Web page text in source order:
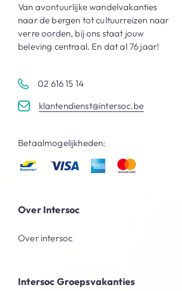
Van avontuurlijke wandelvakanties
naar de bergen tot cultuurreizen naar
verre oorden, bij ons staat jouw
beleving centraal. En dat al 76 jaar!
02 616 15 14
klantendienst@intersoc.be
Betaalmogelijkheden:
Over Intersoc
Over intersoc
Intersoc Groepsvakanties